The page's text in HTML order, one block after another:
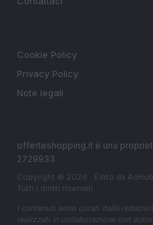
Cookie Policy
Privacy Policy
Note legali
offerteshopping.it è una
2729933
Copyright © 2026 · Edito da
Tutti i diritti riservati
I contenuti sono curati dalla
realizzati in collaborazione con